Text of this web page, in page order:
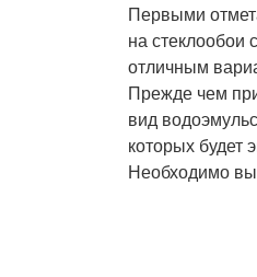
Первыми
на стеклообои
отличным
Прежде чем
вид
которых будет
Необходимо